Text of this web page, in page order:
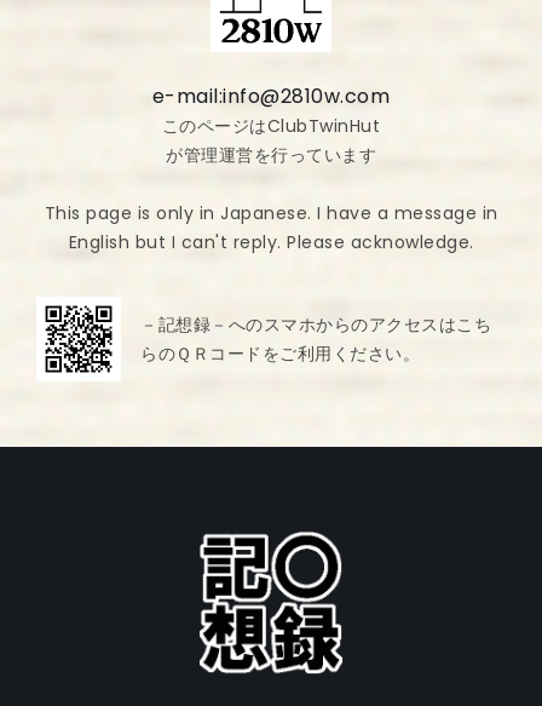
e-mail:info@2810w.com
このページはClubTwinHut
が管理運営を行っています
This page is only in Japanese. I have a message in
English but I can't reply. Please acknowledge.
－記想録－へのスマホからのアクセスはこち
らのＱＲコードをご利用ください。